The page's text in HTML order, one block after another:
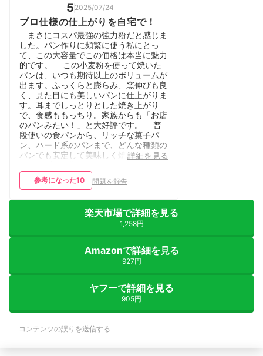
5 2025/07/24
プロ仕様の仕上がりを自宅で！
まさにコスパ最強の強力粉だと感じま
した。パン作りに頻繁に使う私にとっ
て、この大容量でこの価格は本当に魅力
的です。 この小麦粉を使って焼いた
パンは、いつも期待以上のボリュームが
出ます。ふっくらと膨らみ、窯伸びも良
く、見た目にも美しいパンに仕上がりま
す。耳までしっとりとした焼き上がり
で、食感ももっちり。家族からも「お店
のパンみたい！」と大好評です。 普
段使いの食パンから、リッチな菓子パ
ン、ハード系のパンまで、どんな種類の
パンでも安定して美味しく焼けるので、
す。パン作りの楽しさがさらに広がりま
した。 自宅で本格的なパンを焼きたい
詳細を見る
参考になった10 問題を報告
楽天市場で詳細を見る
1,258円
Amazonで詳細を見る
927円
ヤフーで詳細を見る
905円
コンテンツの誤りを送信する